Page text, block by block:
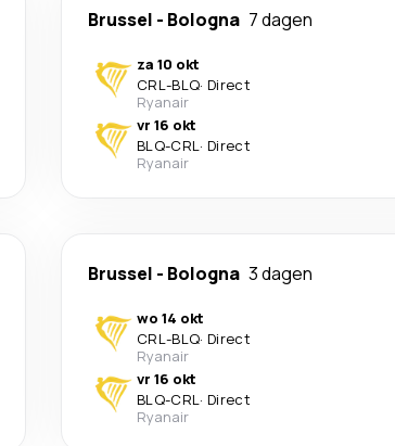
Brussel - Bologna 7 dagen
za 10 okt
CRL-BLQ· Direct
Ryanair
vr 16 okt
BLQ-CRL· Direct
Ryanair
Brussel - Bologna 3 dagen
wo 14 okt
CRL-BLQ· Direct
Ryanair
vr 16 okt
BLQ-CRL· Direct
Ryanair